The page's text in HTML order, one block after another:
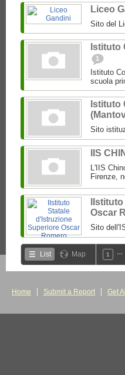
Liceo
Sito del
Istituto
1
Istituto
scuola
Istituto
Sito
IIS
L'IIS
Firenze,
Oscar
Sito
List Map 1
Home Submit a Report Get